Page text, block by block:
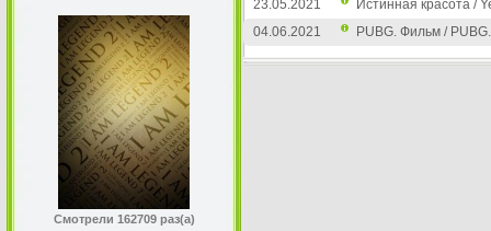
Смотрели 162709 раз(а)
23.05.2021
Истинная красота /
04.06.2021
PUBG. Фильм /